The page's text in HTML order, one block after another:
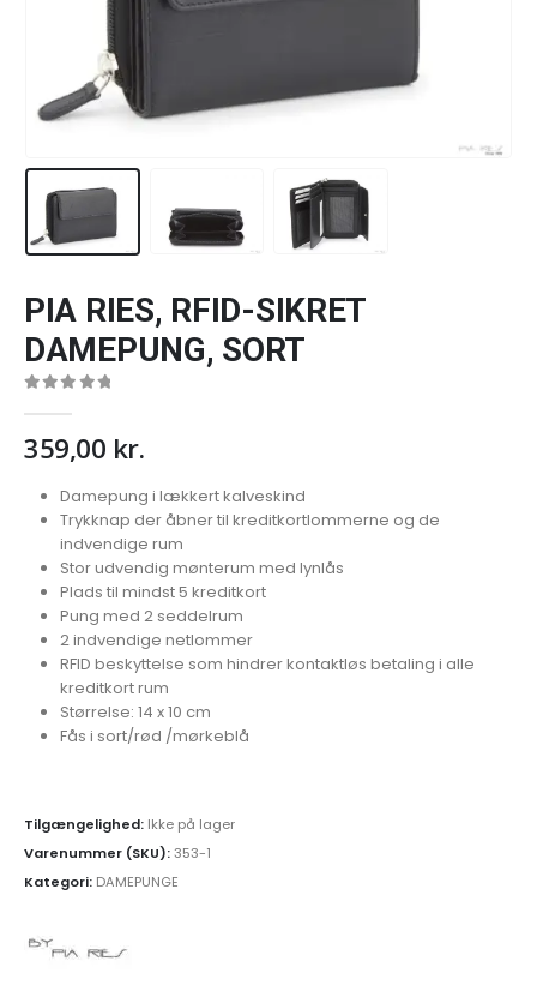
PIA RIES, RFID-SIKRET
DAMEPUNG, SORT
359,00 kr.
Damepung i lækkert kalveskind
Trykknap der åbner til kreditkortlommerne og de
indvendige rum
Stor udvendig mønterum med lynlås
Plads til mindst 5 kreditkort
Pung med 2 seddelrum
2 indvendige netlommer
RFID beskyttelse som hindrer kontaktløs betaling i alle
kreditkort rum
Størrelse: 14 x 10 cm
Fås i sort/rød /mørkeblå
Tilgængelighed: Ikke på lager
Varenummer (SKU):353-1
Kategori: DAMEPUNGE